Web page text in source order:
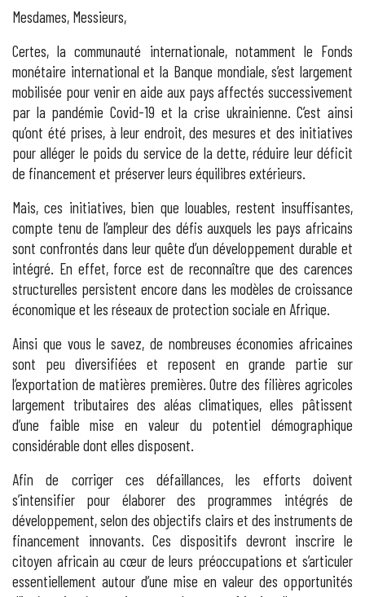
Mesdames, Messieurs,
Certes, la communauté internationale, notamment le Fonds
monétaire international et la Banque mondiale, s’est largement
mobilisée pour venir en aide aux pays affectés successivement
par la pandémie Covid-19 et la crise ukrainienne. C’est ainsi
qu’ont été prises, à leur endroit, des mesures et des initiatives
pour alléger le poids du service de la dette, réduire leur déficit
de financement et préserver leurs équilibres extérieurs.
Mais, ces initiatives, bien que louables, restent insuffisantes,
compte tenu de l’ampleur des défis auxquels les pays africains
sont confrontés dans leur quête d’un développement durable et
intégré. En effet, force est de reconnaître que des carences
structurelles persistent encore dans les modèles de croissance
économique et les réseaux de protection sociale en Afrique.
Ainsi que vous le savez, de nombreuses économies africaines
sont peu diversifiées et reposent en grande partie sur
l’exportation de matières premières. Outre des filières agricoles
largement tributaires des aléas climatiques, elles pâtissent
d’une faible mise en valeur du potentiel démographique
considérable dont elles disposent.
Afin de corriger ces défaillances, les efforts doivent
s’intensifier pour élaborer des programmes intégrés de
développement, selon des objectifs clairs et des instruments de
financement innovants. Ces dispositifs devront inscrire le
citoyen africain au cœur de leurs préoccupations et s’articuler
essentiellement autour d’une mise en valeur des opportunités